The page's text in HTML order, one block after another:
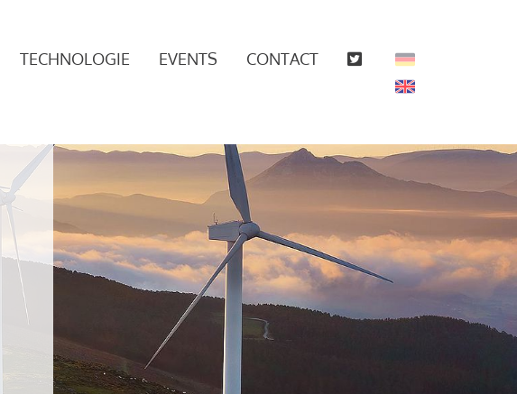
TECHNOLOGIE EVENTS CONTACT